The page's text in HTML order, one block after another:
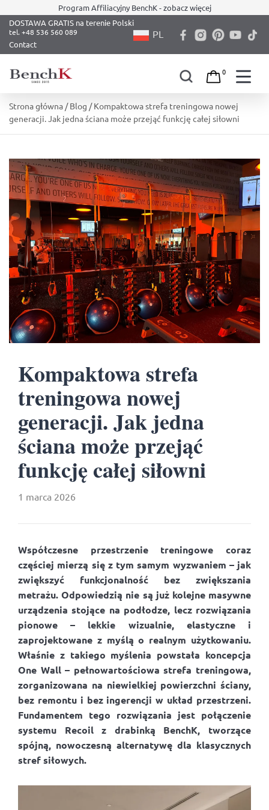
content
Program Affiliacyjny BenchK - zobacz więcej
DOSTAWA GRATIS na terenie Polski
Contact
PL
0
Strona główna /Blog / Kompaktowa strefa treningowa nowej
generacji. Jak jedna ściana może przejąć funkcję całej siłowni
Kompaktowa strefa
treningowa nowej
generacji. Jak jedna
ściana może przejąć
funkcję całej siłowni
1 marca 2026
Współczesne przestrzenie treningowe coraz
częściej mierzą się z tym samym wyzwaniem – jak
zwiększyć funkcjonalność bez zwiększania
metrażu. Odpowiedzią nie są już kolejne masywne
urządzenia stojące na podłodze, lecz rozwiązania
pionowe – lekkie wizualnie, elastyczne i
zaprojektowane z myślą o realnym użytkowaniu.
Właśnie z takiego myślenia powstała koncepcja
One Wall – pełnowartościowa strefa treningowa,
zorganizowana na niewielkiej powierzchni ściany,
bez remontu i bez ingerencji w układ przestrzeni.
Fundamentem tego rozwiązania jest połączenie
systemu Recoil z drabinką BenchK, tworzące
spójną, nowoczesną alternatywę dla klasycznych
stref siłowych.